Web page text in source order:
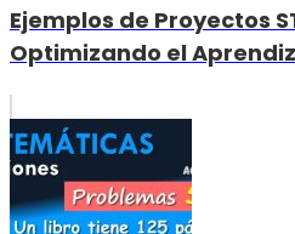
Ejemplos de Proyectos
Optimizando el